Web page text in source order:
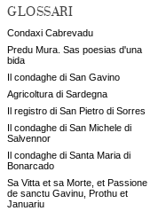
GLOSSARI
Condaxi Cabrevadu
Predu Mura. Sas poesias d'una
bida
Il condaghe di San Gavino
Agricoltura di Sardegna
Il registro di San Pietro di Sorres
Il condaghe di San Michele di
Salvennor
Il condaghe di Santa Maria di
Bonarcado
Sa Vitta et sa Morte, et Passione
de sanctu Gavinu, Prothu et
Januariu